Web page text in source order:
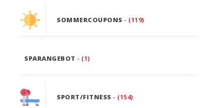
SOMMERCOUPONS - (119)
SPARANGEBOT - (1)
SPORT/FITNESS - (154)